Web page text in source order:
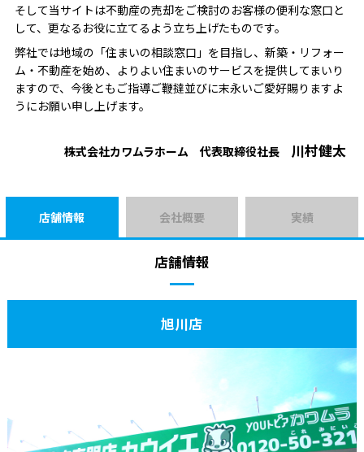
そして当サイトは不動産の売却をご検討のお客様の便利な窓口と
して、更なるお役に立てるよう立ち上げたものです。
弊社では地域の「住まいの相談窓口」を目指し、新築・リフォー
ム・不動産を始め、よりよい住まいのサービスを提供してまいり
ますので、今後ともご指導ご鞭撻並びに末永いご愛好賜りますよ
うにお願い申し上げます。
株式会社カワムラホーム 代表取締役社長 川村健太
店舗情報 会社概要 実績
店舗情報
旭川店